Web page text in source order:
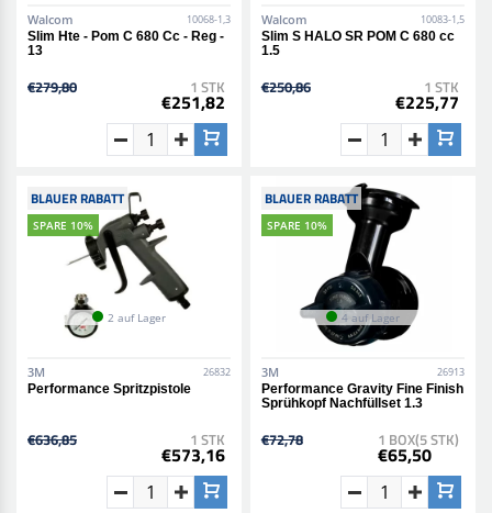
Walcom 10068-1,3
Slim Hte - Pom C 680 Cc - Reg -
13
€279,80 1 STK
€251,82
Walcom 10083-1,5
Slim S HALO SR POM C 680 cc
1.5
€250,86 1 STK
€225,77
BLAUER RABATT
SPARE 10%
2 auf Lager
3M 26832
Performance Spritzpistole
€636,85 1 STK
€573,16
BLAUER RABATT
SPARE 10%
4 auf Lager
3M 26913
Performance Gravity Fine Finish
Sprühkopf Nachfüllset 1.3
€72,78 1 BOX(5 STK)
€65,50